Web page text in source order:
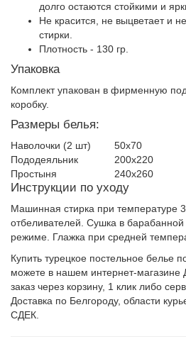
долго остаются стойкими и
Не красится, не выцветает и
стирки.
Плотность - 130 гр.
Упаковка
Комплект упакован в фирменную
коробку.
Размеры белья:
Наволочки (2 шт)
50х70
Пододеяльник
200х220
Простыня
240х260
Инструкции по уходу
Машинная стирка при температуре
отбеливателей. Сушка в
режиме. Глажка при средней
Купить турецкое постельное белье
можете в нашем интернет-
заказ через корзину, 1 клик либо
Доставка по Белгороду, области
СДЕК.